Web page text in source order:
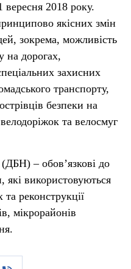
вересня 2018 року.
якісних змін
зокрема, можливість
на дорогах,
захисних
транспорту,
безпеки на
та велосмуг
– обов’язкові до
які використовуються
реконструкції
мікрорайонів